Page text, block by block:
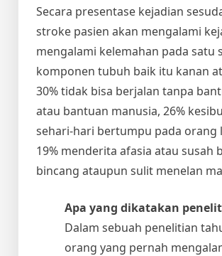
Secara presentase kejadian
stroke pasien akan mengalami
mengalami kelemahan pada satu
komponen tubuh baik itu kanan
30% tidak bisa berjalan tanpa
atau bantuan manusia, 26%
sehari-hari bertumpu pada orang
19% menderita afasia atau susah
bincang ataupun sulit menelan
Apa yang dikatakan
Dalam sebuah penelitian
orang yang pernah